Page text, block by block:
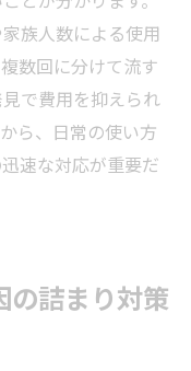
決に役立てるコ
安全な溶かし方
を安全に溶かす
の使い方と注
合の適切な対応
族人数による使用
数回に分けて流す
で費用を抑えられ
ら、日常の使い方
速な対応が重要だ
の詰まり対策